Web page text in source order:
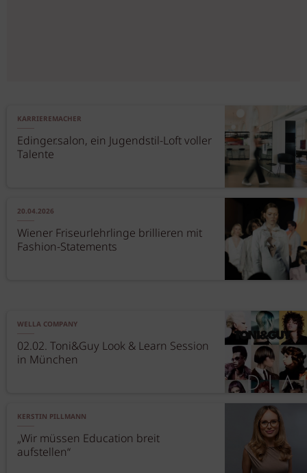
KARRIEREMACHER
Edinger.salon, ein Jugendstil-Loft voller
Talente
20.04.2026
Wiener Friseurlehrlinge brillieren mit
Fashion-Statements
WELLA COMPANY
02.02. Toni&Guy Look & Learn Session
in München
KERSTIN PILLMANN
„Wir müssen Education breit
aufstellen“